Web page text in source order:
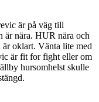
är på väg till
är nära. HUR nära och
är oklart. Vänta lite med
är fit for fight eller om
hursomhelst skulle